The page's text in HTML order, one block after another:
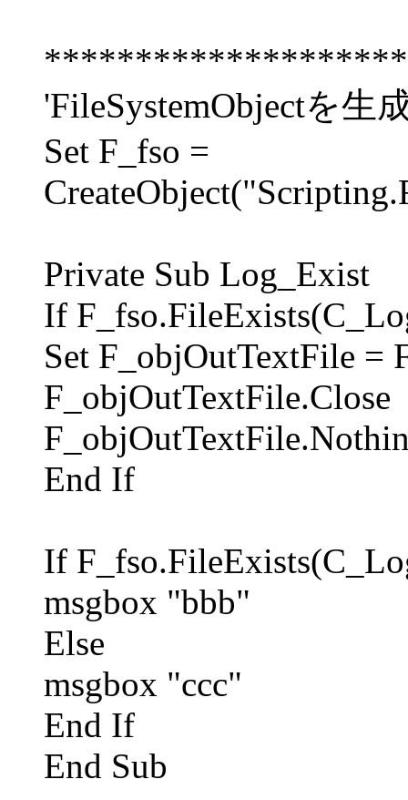
'FileSystemObjectを生
Set F_fso =
Private Sub Log_Exist
If
Set F_objOutTextFile =
F_objOutTextFile.Close
End If
If
msgbox "bbb"
Else
msgbox "ccc"
End If
End Sub